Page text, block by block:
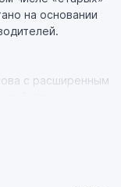
на основании
с расширенным
двигателя на
движении с